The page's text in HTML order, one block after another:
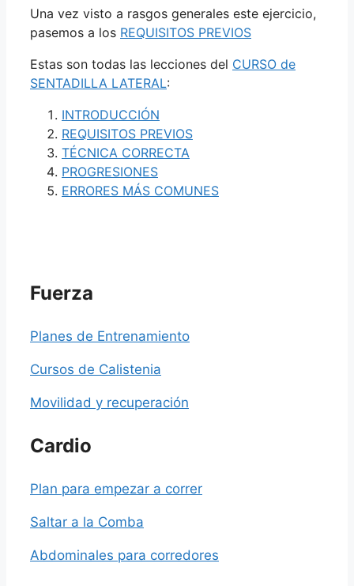
Una vez visto a rasgos generales este ejercicio,
pasemos a los REQUISITOS PREVIOS
Estas son todas las lecciones del CURSO de
SENTADILLA LATERAL:
INTRODUCCIÓN
REQUISITOS PREVIOS
TÉCNICA CORRECTA
PROGRESIONES
ERRORES MÁS COMUNES
Fuerza
Planes de Entrenamiento
Cursos de Calistenia
Movilidad y recuperación
Cardio
Plan para empezar a correr
Saltar a la Comba
Abdominales para corredores